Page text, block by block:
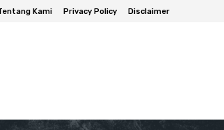
Kami Privacy Policy Disclaimer